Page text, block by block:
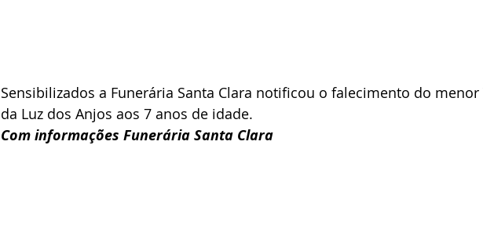
Sensibilizados a Funerária Santa Clara notificou o falecimento do
da Luz dos Anjos aos 7 anos de idade.
Com informações Funerária Santa Clara